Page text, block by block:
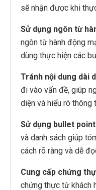
sẽ nhận được khi
Sử dụng ngôn từ
ngôn từ hành động
dùng thực hiện các
Tránh nội dung dài
đi vào vấn đề, giúp
diện và hiểu rõ thông
Sử dụng bullet
và danh sách giúp
cách rõ ràng và dễ
Cung cấp chứng
chứng thực từ khách